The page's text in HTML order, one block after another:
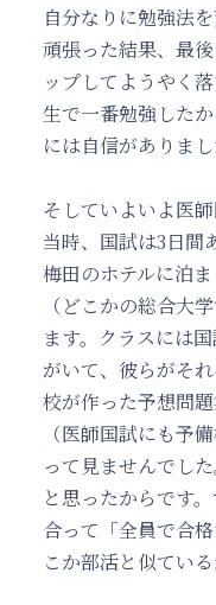
自分なりに勉強法
頑張った結果、最
ップしてようやく
生で一番勉強した
には自信がありまし
そしていよいよ医
当時、国試は3日間
梅田のホテルに泊
（どこかの総合大
ます。クラスには
がいて、彼らがそ
校が作った予想問
（医師国試にも予
って見ませんでし
と思ったからです
合って「全員で合
こか部活と似てい